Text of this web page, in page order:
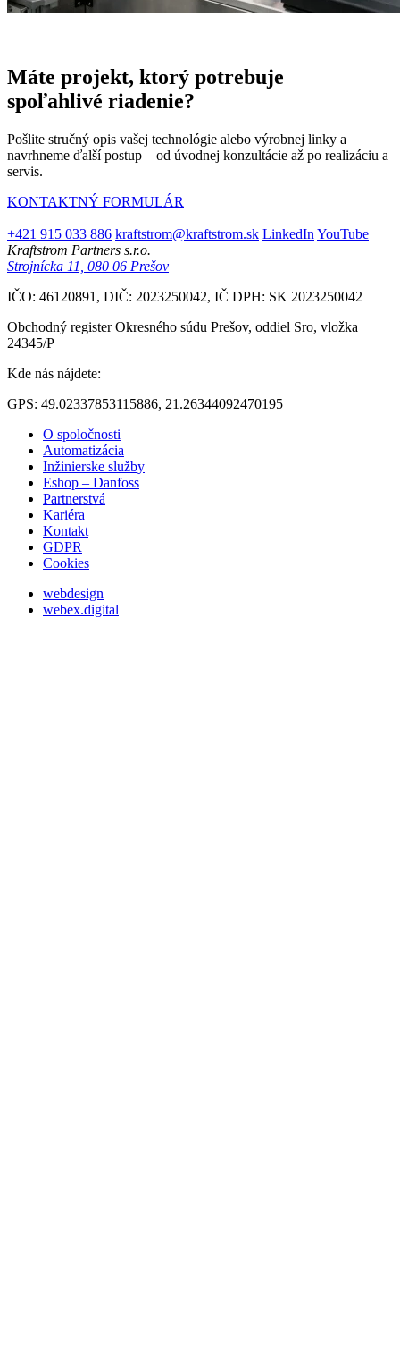
Máte projekt, ktorý potrebuje
spoľahlivé riadenie?
Pošlite stručný opis vašej technológie alebo výrobnej linky a
navrhneme ďalší postup – od úvodnej konzultácie až po realizáciu a
servis.
KONTAKTNÝ FORMULÁR
+421 915 033 886 kraftstrom@kraftstrom.sk LinkedIn YouTube
Kraftstrom Partners s.r.o.
Strojnícka 11, 080 06 Prešov
IČO: 46120891, DIČ: 2023250042, IČ DPH: SK 2023250042
Obchodný register Okresného súdu Prešov, oddiel Sro, vložka
24345/P
Kde nás nájdete:
GPS: 49.02337853115886, 21.26344092470195
O spoločnosti
Automatizácia
Inžinierske služby
Eshop – Danfoss
Partnerstvá
Kariéra
Kontakt
GDPR
Cookies
webdesign
webex.digital